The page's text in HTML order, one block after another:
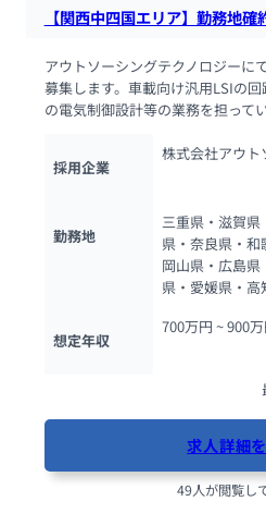
【関西中四国エリア】勤務地
アウトソーシングテクノロジーに
募集します。車載向け汎用LSIの
の電気制御設計等の業務を担って
採用企業
株式会社アウト
勤務地
三重県・滋賀
県・奈良県・和
岡山県・広島
県・愛媛県・高
想定年収
700万円 ~ 900
求人詳細
49人が閲覧し